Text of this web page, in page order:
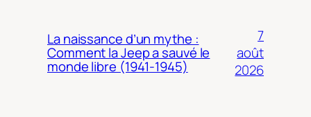
La naissance d’un mythe :
Comment la Jeep a sauvé le
monde libre (1941-1945)
7
août
2026